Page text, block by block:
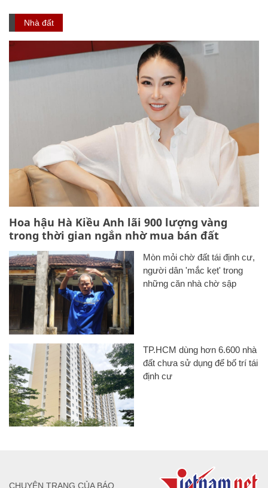
Nhà đất
Hoa hậu Hà Kiều Anh lãi 900 lượng vàng
trong thời gian ngắn nhờ mua bán đất
Mòn mỏi chờ đất tái định cư,
người dân 'mắc kẹt' trong
những căn nhà chờ sập
TP.HCM dùng hơn 6.600 nhà
đất chưa sử dụng để bố trí tái
định cư
CHUYÊN TRANG CỦA BÁO